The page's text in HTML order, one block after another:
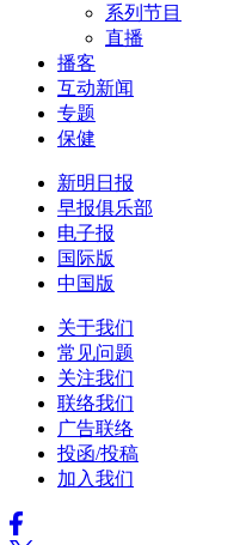
系列节目
直播
播客
互动新闻
专题
保健
新明日报
早报俱乐部
电子报
国际版
中国版
关于我们
常见问题
关注我们
联络我们
广告联络
投函/投稿
加入我们